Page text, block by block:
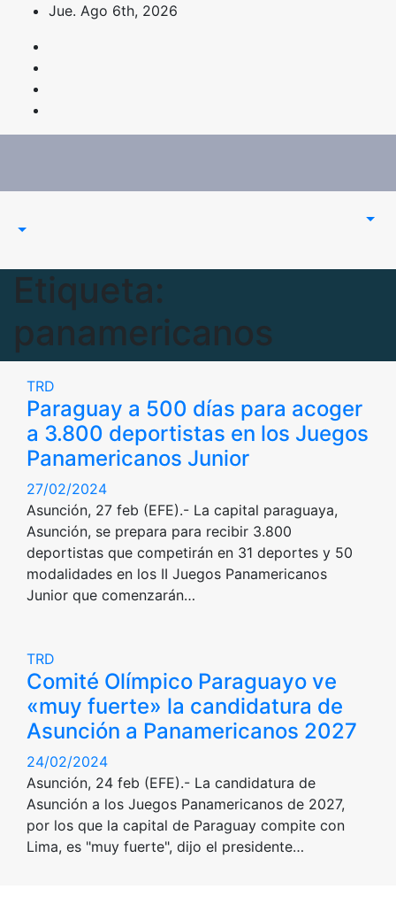
Saltar
contenido
Jue. Ago 6th, 2026
Etiqueta:
panamericanos
TRD
Paraguay a 500 días para acoger
a 3.800 deportistas en los Juegos
Panamericanos Junior
27/02/2024
Asunción, 27 feb (EFE).- La capital paraguaya,
Asunción, se prepara para recibir 3.800
deportistas que competirán en 31 deportes y 50
modalidades en los II Juegos Panamericanos
Junior que comenzarán…
TRD
Comité Olímpico Paraguayo ve
«muy fuerte» la candidatura de
Asunción a Panamericanos 2027
24/02/2024
Asunción, 24 feb (EFE).- La candidatura de
Asunción a los Juegos Panamericanos de 2027,
por los que la capital de Paraguay compite con
Lima, es "muy fuerte", dijo el presidente…